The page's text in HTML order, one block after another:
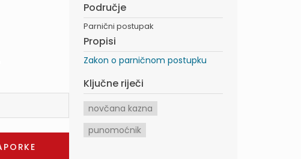
Područje
Parnični postupak
Propisi
Zakon o parničnom postupku
Ključne riječi
novčana kazna
punomoćnik